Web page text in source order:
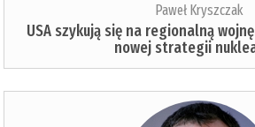
Paweł Kryszczak
USA szykują się na regionalną
nowej strategii